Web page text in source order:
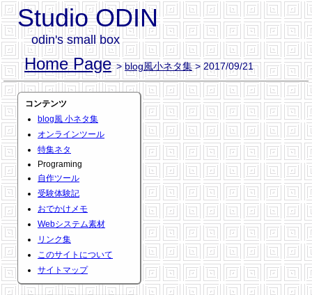
Studio ODIN
odin's small box
Home Page >blog風小ネタ集> 2017/09/21
コンテンツ
blog風 小ネタ集
オンラインツール
特集ネタ
Programing
自作ツール
受験体験記
おでかけメモ
Webシステム素材
リンク集
このサイトについて
サイトマップ